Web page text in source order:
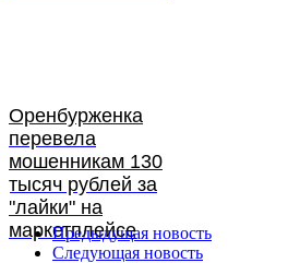
Оренбурженка
перевела
мошенникам 130
тысяч рублей за
"лайки" на
маркетплейсе
Предыдущая новость
Следующая новость